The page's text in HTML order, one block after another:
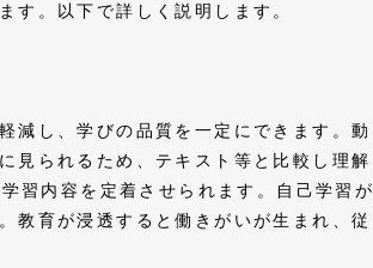
す。以下で詳しく説明します。
減し、学びの品質を一定にできます。動
見られるため、テキスト等と比較し理解
習内容を定着させられます。自己学習が
教育が浸透すると働きがいが生まれ、従